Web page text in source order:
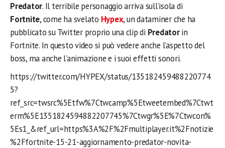
Predator. Il terribile personaggio arriva sull’isola di
Fortnite, come ha svelato Hypex, un dataminer che ha
pubblicato su Twitter proprio una clip di Predatorin
Fortnite. In questo video si può vedere anche l’aspetto del
boss, ma anche l’animazione e i suoi effetti sonori.
https://twitter.com/HYPEX/status/135182459488220774
5?
ref_src=twsrc%5Etfw%7Ctwcamp%5Etweetembed%7Ctwt
erm%5E1351824594882207745%7Ctwgr%5E%7Ctwcon%
5Es1_&ref_url=https%3A%2F%2Fmultiplayer.it%2Fnotizie
%2Ffortnite-15-21-aggiornamento-predator-novita-